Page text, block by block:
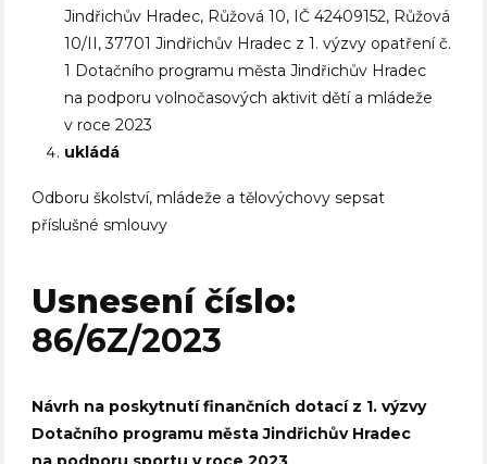
Jindřichův Hradec, Růžová 10, IČ 42409152, Růžová
10/II, 37701 Jindřichův Hradec z 1. výzvy opatření č.
1 Dotačního programu města Jindřichův Hradec
na podporu volnočasových aktivit dětí a mládeže
v roce 2023
ukládá
Odboru školství, mládeže a tělovýchovy sepsat
příslušné smlouvy
Usnesení číslo:
86/6Z/2023
Návrh na poskytnutí finančních dotací z 1. výzvy
Dotačního programu města Jindřichův Hradec